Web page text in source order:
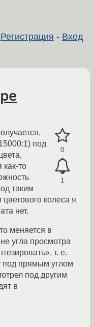
Регистрация - Вход
0
1
под
как-то
таким
колеса я
нет.
меняется в
угла просмотра
т. е.
под прямым углом
под другим
в